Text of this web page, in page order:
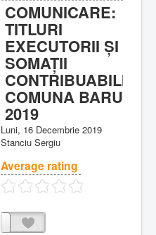
COMUNICARE:
TITLURI
EXECUTORII ȘI
SOMAȚII
CONTRIBUABILI
COMUNA BARU
2019
Luni, 16 Decembrie 2019
Stanciu Sergiu
Average rating